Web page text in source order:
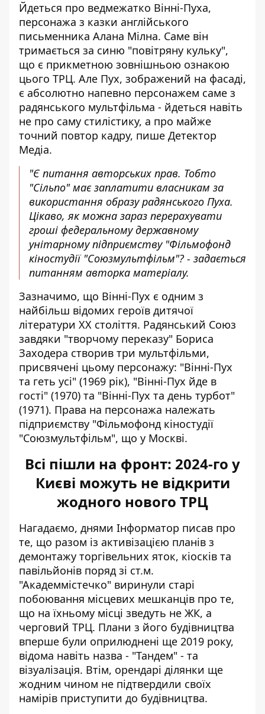
Йдеться про ведмежатко Вінні-Пуха,
персонажа з казки англійського
письменника Алана Мілна. Саме він
тримається за синю "повітряну кульку",
що є прикметною зовнішньою ознакою
цього ТРЦ. Але Пух, зображений на фасаді,
є абсолютно напевно персонажем саме з
радянського мультфільма - йдеться навіть
не про саму стилістику, а про майже
точний повтор кадру, пише Детектор
Медіа.
"Є питання авторських прав. Тобто
"Сільпо" має заплатити власникам за
використання образу радянського Пуха.
Цікаво, як можна зараз перерахувати
гроші федеральному державному
унітарному підприємству "Фільмофонд
кіностудії "Союзмультфільм"? - задається
питанням авторка матеріалу.
Зазначимо, що Вінні-Пух є одним з
найбільш відомих героїв дитячої
літератури ХХ століття. Радянський Союз
завдяки "творчому переказу" Бориса
Заходера створив три мультфільми,
присвячені цьому персонажу: "Вінні-Пух
та геть усі" (1969 рік), "Вінні-Пух йде в
гості" (1970) та "Вінні-Пух та день турбот"
(1971). Права на персонажа належать
підприємству "Фільмофонд кіностудії
"Союзмультфільм", що у Москві.
Всі пішли на фронт: 2024-го у
Києві можуть не відкрити
жодного нового ТРЦ
Нагадаємо, днями Інформатор писав про
те, що разом із активізацією планів з
демонтажу торгівельних яток, кіосків та
павільйонів поряд зі ст.м.
"Академмістечко" виринули старі
побоювання місцевих мешканців про те,
що на їхньому місці зведуть не ЖК, а
черговий ТРЦ. Плани з його будівництва
вперше були оприлюднені ще 2019 року,
відома навіть назва - "Тандем" - та
візуалізація. Втім, орендарі ділянки ще
жодним чином не підтвердили своїх
намірів приступити до будівництва.